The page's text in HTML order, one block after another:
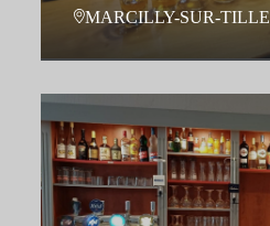
MARCILLY-SUR-TILLE